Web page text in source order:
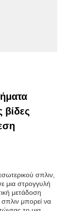
βίδες
σπλιν,
μια στρογγυλή
μετάδοση
μπορεί να